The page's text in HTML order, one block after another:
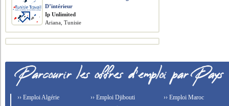
D’intérieur
Ip Unlimited
Ariana, Tunisie
›› Emploi Algérie
›› Emploi Djibouti
›› Emploi Maroc